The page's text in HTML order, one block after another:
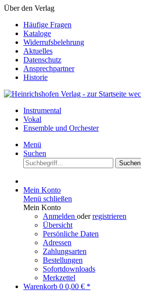
Über den Verlag
Häufige Fragen
Kataloge
Widerrufsbelehrung
Aktuelles
Datenschutz
Ansprechpartner
Historie
Instrumental
Vokal
Ensemble und Orchester
Menü
Suchen
Suchen
Mein Konto
Menü schließen
Mein Konto
Anmelden oderregistrieren
Übersicht
Persönliche Daten
Adressen
Zahlungsarten
Bestellungen
Sofortdownloads
Merkzettel
Warenkorb 0 0,00 € *